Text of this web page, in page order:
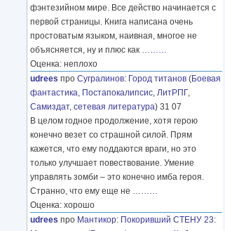
фэнтезийном мире. Все действо начинается с
первой страницы. Книга написана очень
простоватым языком, наивная, многое не
объясняется, ну и плюс как ………
Оценка: неплохо
udrees про Сугралинов: Город титанов (Боевая
фантастика, Постапокалипсис, ЛитРПГ,
Самиздат, сетевая литература) 31 07
В целом годное продолжение, хотя герою
конечно везет со страшной силой. Прям
кажется, что ему поддаются враги, но это
только улучшает повествование. Умение
управлять зомби – это конечно имба героя.
Странно, что ему еще не ………
Оценка: хорошо
udrees про Мантикор: Покоривший СТЕНУ 23: